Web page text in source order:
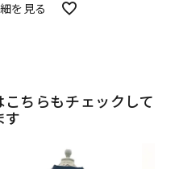
を見る
ちらもチェックして
す